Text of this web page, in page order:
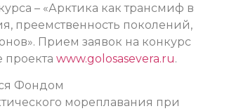
– «Арктика как трансмиф в
преемственность поколений,
Прием заявок на конкурс
проекта www.golosasevera.ru.
Фондом
мореплавания при